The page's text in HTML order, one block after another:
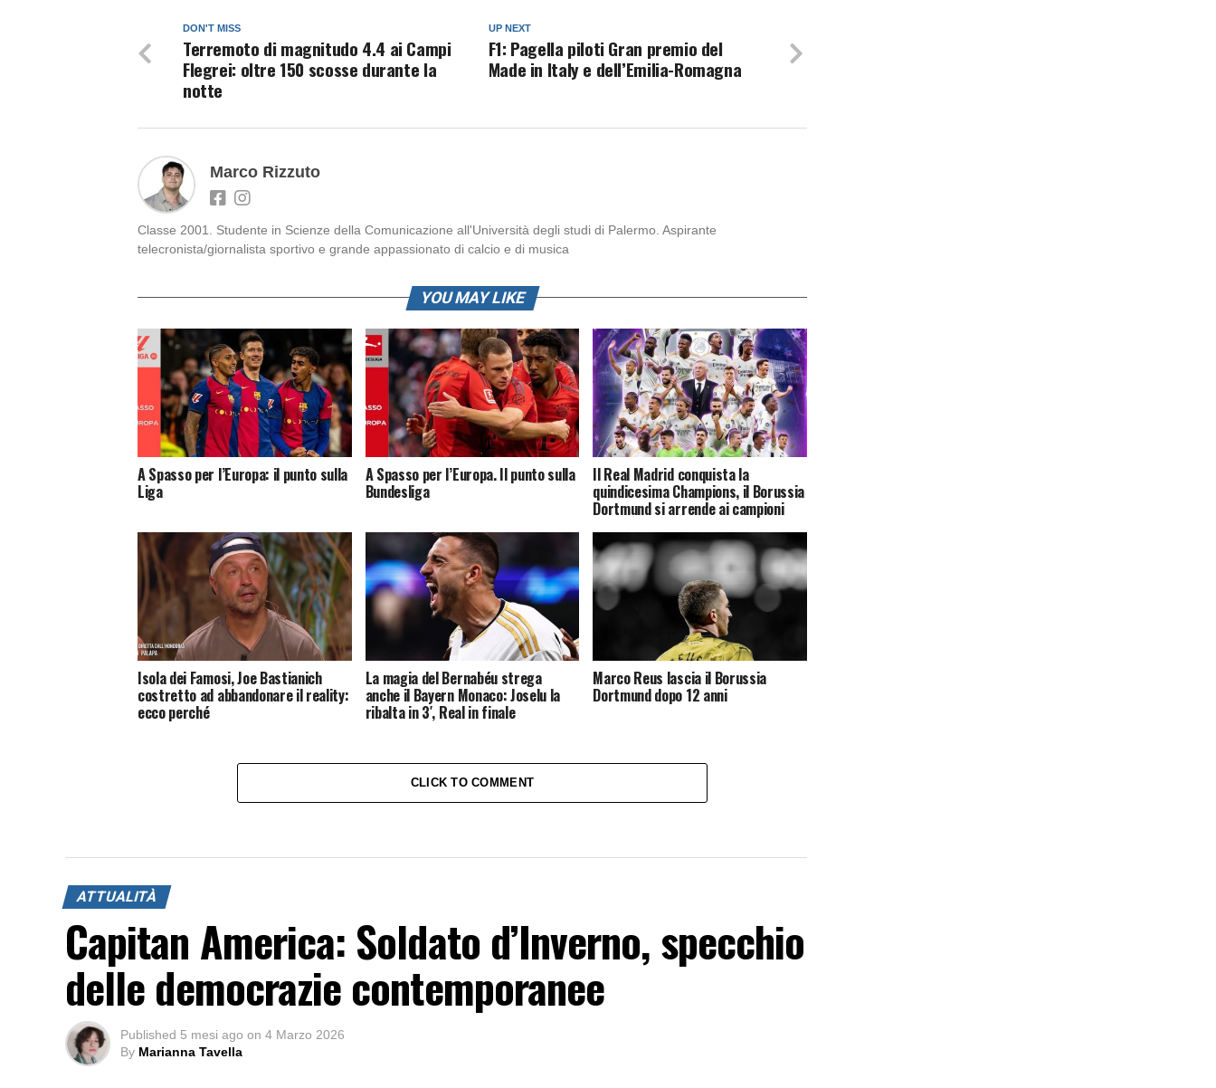
UP NEXT
F1: Pagella piloti Gran premio del
Made in Italy e dell’Emilia-Romagna
DON'T MISS
Terremoto di magnitudo 4.4 ai Campi
Flegrei: oltre 150 scosse durante la
notte
Marco Rizzuto
Classe 2001. Studente in Scienze della Comunicazione all'Università degli studi di Palermo. Aspirante
telecronista/giornalista sportivo e grande appassionato di calcio e di musica
YOU MAY LIKE
A Spasso per l’Europa: il punto sulla
Liga
A Spasso per l’Europa. Il punto sulla
Bundesliga
Il Real Madrid conquista la
quindicesima Champions, il Borussia
Dortmund si arrende ai campioni
Isola dei Famosi, Joe Bastianich
costretto ad abbandonare il reality:
ecco perché
La magia del Bernabéu strega
anche il Bayern Monaco: Joselu la
ribalta in 3′, Real in finale
Marco Reus lascia il Borussia
Dortmund dopo 12 anni
CLICK TO COMMENT
ATTUALITÀ
Capitan America: Soldato d’Inverno, specchio
delle democrazie contemporanee
Published 5 mesi ago on 4 Marzo 2026
By Marianna Tavella